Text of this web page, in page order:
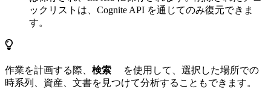
ックリストは、Cognite API を通じてのみ復元できま
す。
作業を計画する際、 検索
を使用して、選択した場所での
時系列、資産、文書を見つけて分析することもできます。